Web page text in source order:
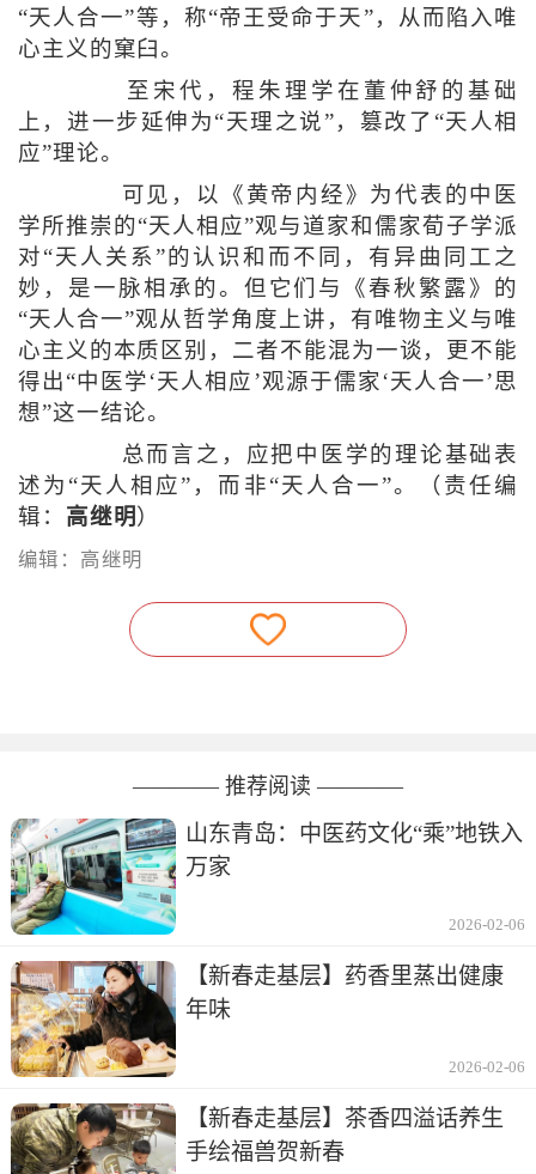
“天人合一”等，称“帝王受命于天”，从而陷入唯
心主义的窠臼。
至宋代，程朱理学在董仲舒的基础
上，进一步延伸为“天理之说”，篡改了“天人相
应”理论。
可见，以《黄帝内经》为代表的中医
学所推崇的“天人相应”观与道家和儒家荀子学派
对“天人关系”的认识和而不同，有异曲同工之
妙，是一脉相承的。但它们与《春秋繁露》的
“天人合一”观从哲学角度上讲，有唯物主义与唯
心主义的本质区别，二者不能混为一谈，更不能
得出“中医学‘天人相应’观源于儒家‘天人合一’思
想”这一结论。
总而言之，应把中医学的理论基础表
述为“天人相应”，而非“天人合一”。（责任编
辑： 高继明 ）
编辑：高继明
———— 推荐阅读 ————
山东青岛：中医药文化“乘”地铁入
万家
2026-02-06
【新春走基层】药香里蒸出健康
年味
2026-02-06
【新春走基层】茶香四溢话养生
手绘福兽贺新春